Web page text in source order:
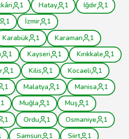
1 Hatay 1 Iğdır
1
1 İzmir
1
Karabük 1 Karaman
1
1 Kayseri 1 Kırıkkale
1
1 Kilis 1 Kocaeli
1
1 Malatya 1 Manisa
1
1 Muğla 1 Muş
1
1 Ordu 1 Osmaniye
1
Samsun 1 Siirt
1